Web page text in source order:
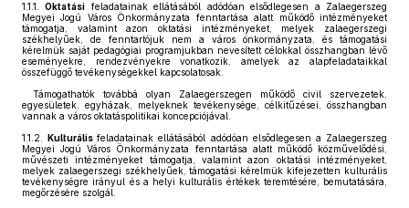
1.1.1.
Oktatási feladatainak ellátásából adódóan elsődlegesen a Zalaegerszeg
Megyei Jogú Város Önkormányzata fenntartása alatt működő intézményeket
támogatja, valamint azon oktatási intézményeket, melyek zalaegerszegi
székhelyűek, de fenntartójuk nem a város önkormányzata, és támogatási
kérelmük saját pedagógiai programjukban nevesített célokkal összhangban lévő
eseményekre, rendezvényekre vonatkozik, amelyek az alapfeladataikkal
összefüggő tevékenységekkel kapcsolatosak.
Támogathatók továbbá olyan Zalaegerszegen működő civil szervezetek,
egyesületek, egyházak, melyeknek tevékenysége, célkitűzései, összhangban
vannak a város oktatáspolitikai koncepciójával.
1.1.2.
Kulturálisfeladatainak ellátásából adódóan elsődlegesen a Zalaegerszeg
Megyei Jogú Város Önkormányzata fenntartása alatt működő közművelődési,
művészeti intézményeket támogatja, valamint azon oktatási intézményeket,
melyek zalaegerszegi székhelyűek, támogatási kérelmük kifejezetten kulturális
tevékenységre irányul és a helyi kulturális értékek teremtésére, bemutatására,
megőrzésére szolgál.